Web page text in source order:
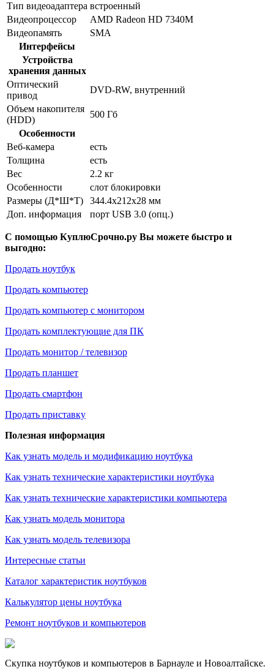
Тип видеоадаптера встроенный
Видеопроцессор
AMD Radeon HD 7340M
Видеопамять
SMA
Интерфейсы
Устройства
хранения данных
Оптический
привод
DVD-RW, внутренний
Объем накопителя
(HDD)
500 Гб
Особенности
Веб-камера
есть
Толщина
есть
Вес
2.2 кг
Особенности
слот блокировки
Размеры (Д*Ш*Т)
344.4x212x28 мм
Доп. информация
порт USB 3.0 (опц.)
С помощью КуплюСрочно.ру Вы можете быстро и
выгодно:
Продать ноутбук
Продать компьютер
Продать компьютер с монитором
Продать комплектующие для ПК
Продать монитор / телевизор
Продать планшет
Продать смартфон
Продать приставку
Полезная информация
Как узнать модель и модификацию ноутбука
Как узнать технические характеристики ноутбука
Как узнать технические характеристики компьютера
Как узнать модель монитора
Как узнать модель телевизора
Интересные статьи
Каталог характеристик ноутбуков
Калькулятор цены ноутбука
Ремонт ноутбуков и компьютеров
Скупка ноутбуков и компьютеров в Барнауле и Новоалтайске.